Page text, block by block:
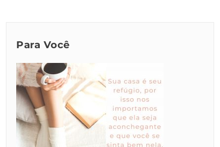
Para Você